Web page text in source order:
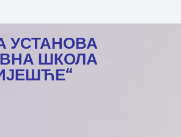
УСТАНОВА
ШКОЛА